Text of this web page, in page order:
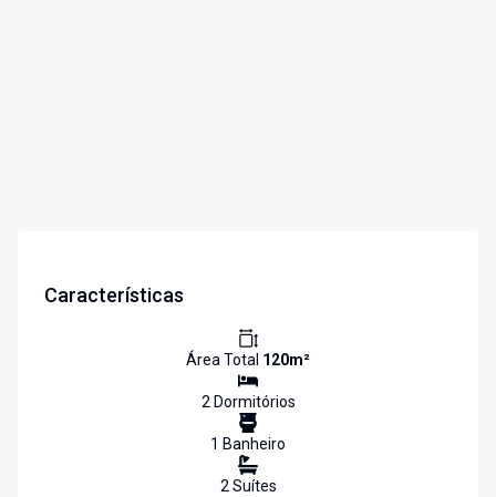
Características
Área Total 120m²
2Dormitórios
1 Banheiro
2Suítes